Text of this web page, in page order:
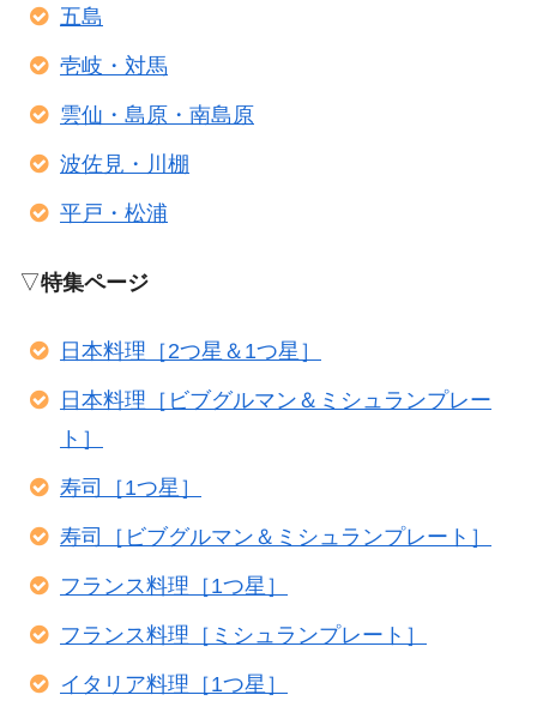
五島
壱岐・対馬
雲仙・島原・南島原
波佐見・川棚
平戸・松浦
▽特集ページ
日本料理［2つ星＆1つ星］
日本料理［ビブグルマン＆ミシュランプレー
ト］
寿司［1つ星］
寿司［ビブグルマン＆ミシュランプレート］
フランス料理［1つ星］
フランス料理［ミシュランプレート］
イタリア料理［1つ星］